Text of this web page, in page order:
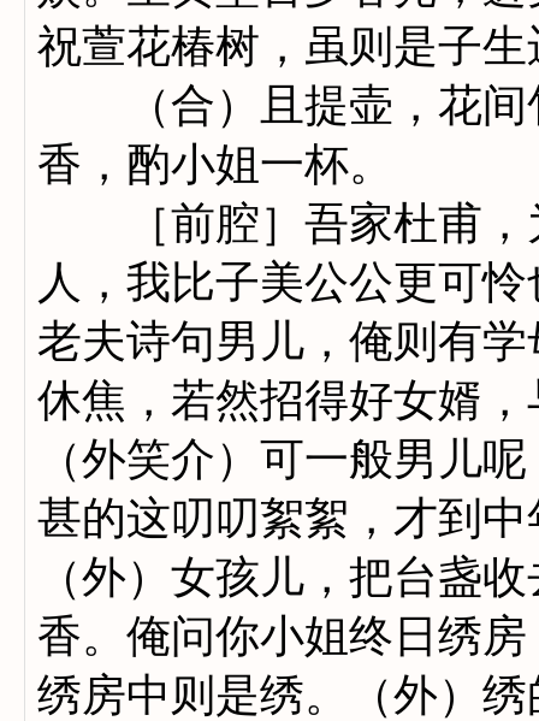
祝萱花椿树，虽则是子
（合）且提壶，花间
香，酌小姐一杯。
［前腔］吾家杜甫，
人，我比子美公公更可
老夫诗句男儿，俺则有
休焦，若然招得好女婿
（外笑介）可一般男儿
甚的这叨叨絮絮，才到
（外）女孩儿，把台盏
香。俺问你小姐终日绣
绣房中则是绣。（外）